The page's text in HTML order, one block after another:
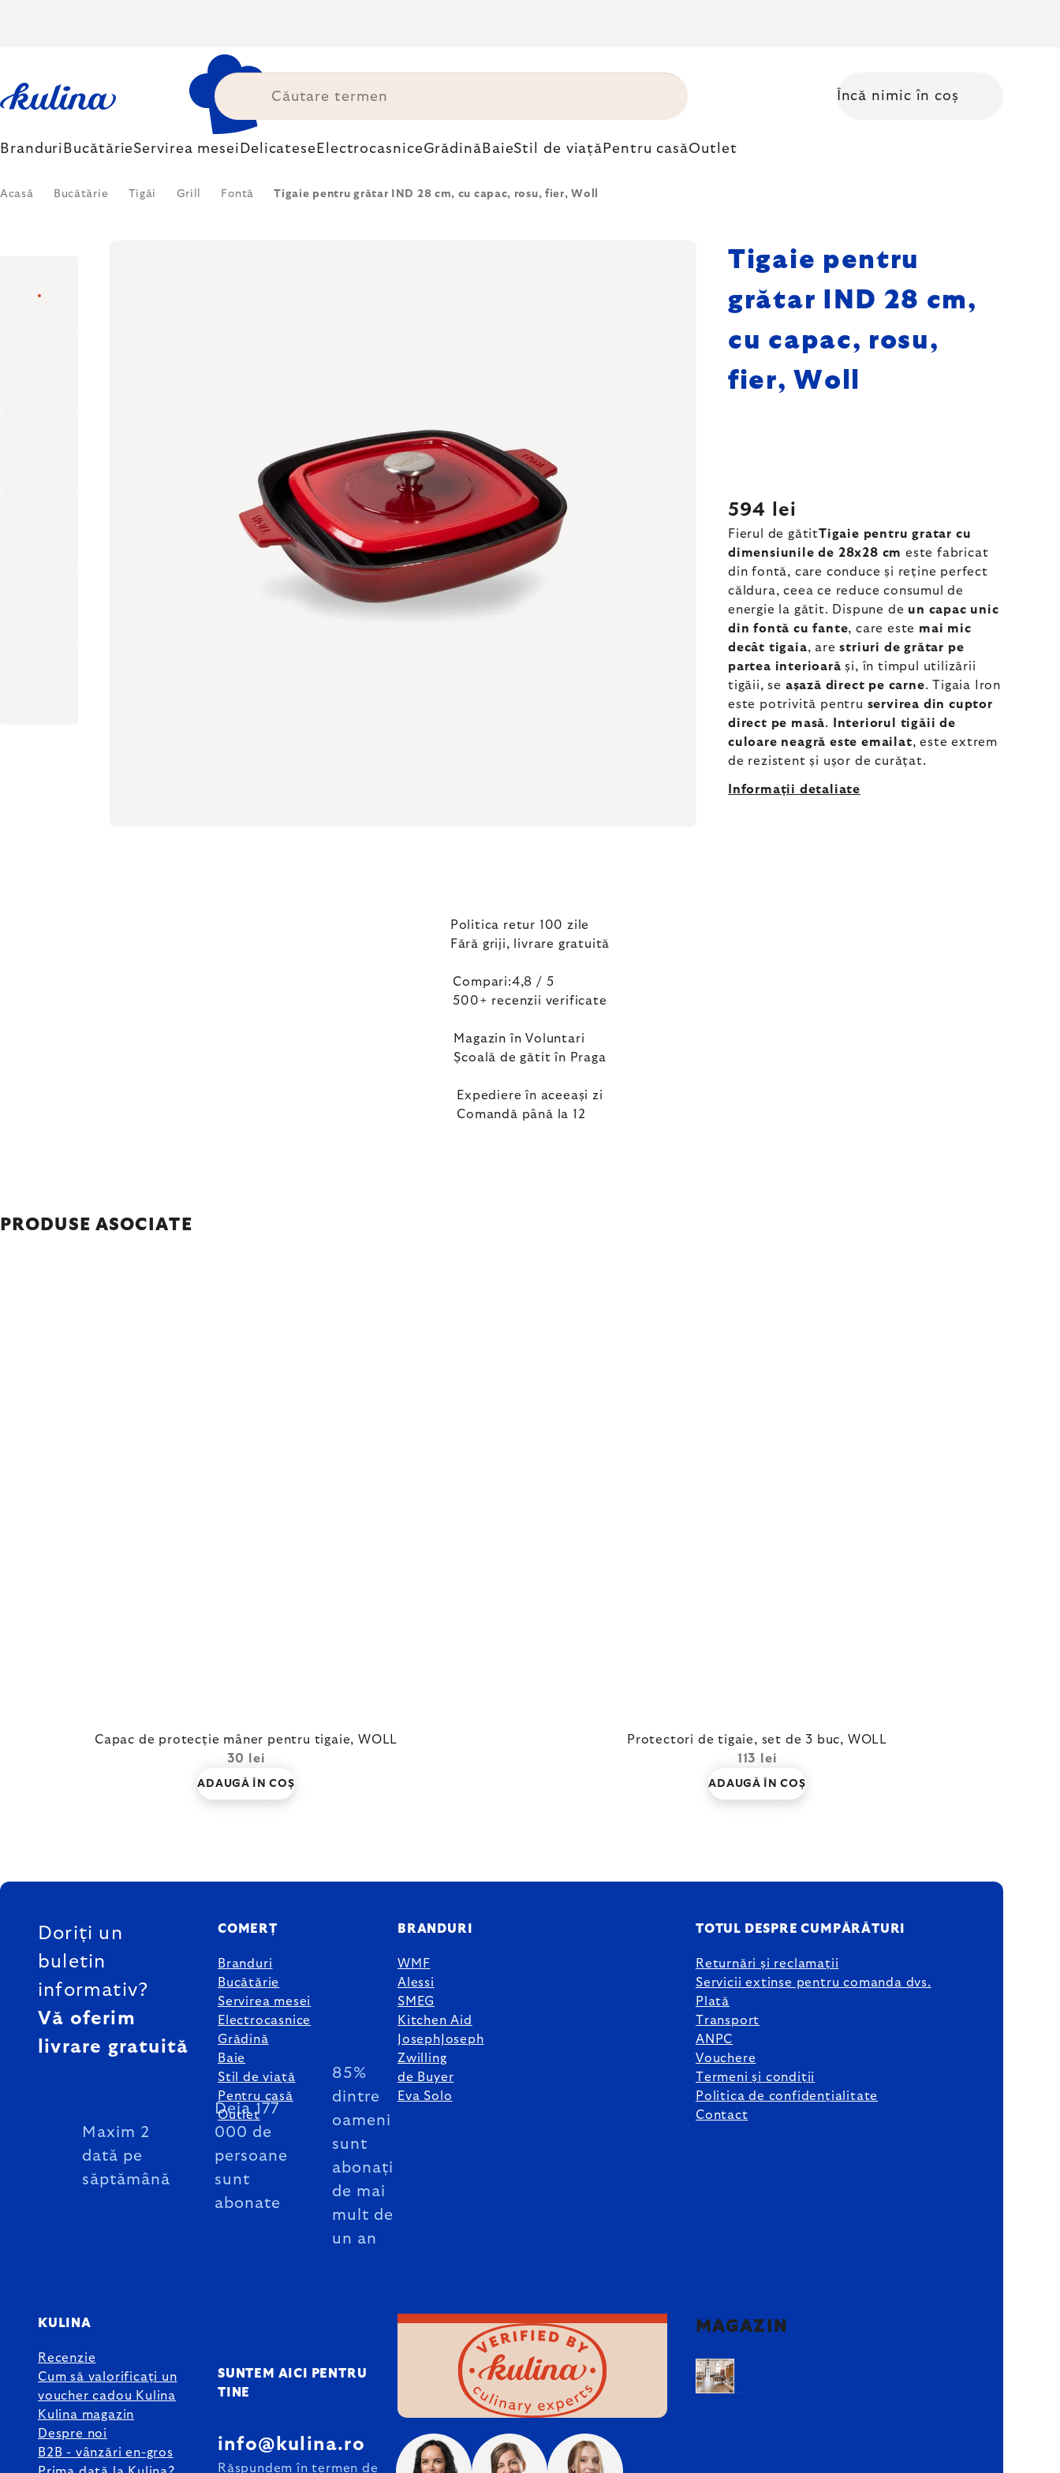
Coş de cumpărături
Încă nimic în coș
Branduri BucătărieServirea mesei Delicatese ElectrocasniceGrădină BaieStil de viață Pentru casăOutlet
Acasă Bucătărie Tigăi Grill Fontă Tigaie pentru grătar IND 28 cm, cu capac, rosu, fier, Woll
Tigaie pentru
grătar IND 28 cm,
cu capac, rosu,
fier, Woll
594 lei
Fierul de gătitTigaie pentru gratar cu
dimensiunile de 28x28 cmeste fabricat
din fontă, care conduce și reține perfect
căldura, ceea ce reduce consumul de
energie la gătit. Dispune de un capac unic
din fontă cu fante, care este mai mic
decât tigaia, arestriuri de grătar pe
partea interioară și, în timpul utilizării
tigăii, se așază direct pe carne. Tigaia Iron
este potrivită pentru servirea din cuptor
direct pe masă.
Interiorul tigăii de
culoare neagră este emailat, este extrem
de rezistent și ușor de curățat.
Informaţii detaliate
Politica retur 100 zile
Fără griji, livrare gratuită
Compari:4,8 / 5
500+ recenzii verificate
Magazin în Voluntari
Școală de gătit în Praga
Expediere în aceeași zi
Comandă până la 12
PRODUSE ASOCIATE
Capac de protecție mâner pentru tigaie, WOLL
30 lei
ADAUGĂ ÎN COŞ
Protectori de tigaie, set de 3 buc, WOLL
113 lei
ADAUGĂ ÎN COŞ
SUBSOL
Doriți un
buletin
informativ?
Vă oferim
livrare gratuită
Maxim 2
dată pe
săptămână
Deja 177
000 de
persoane
sunt
abonate
85%
dintre
oameni
sunt
abonați
de mai
mult de
un an
COMERȚ
Branduri
Bucătărie
Servirea mesei
Electrocasnice
Grădină
Baie
Stil de viață
Pentru casă
Outlet
BRANDURI
WMF
Alessi
SMEG
Kitchen Aid
JosephJoseph
Zwilling
de Buyer
Eva Solo
TOTUL DESPRE CUMPĂRĂTURI
Returnări și reclamații
Servicii extinse pentru comanda dvs.
Plată
Transport
ANPC
Vouchere
Termeni și condiții
Politica de confidențialitate
Contact
KULINA
Recenzie
Cum să valorificați un
voucher cadou Kulina
Kulina magazin
Despre noi
B2B - vânzări en-gros
SUNTEM AICI PENTRU
TINE
info@kulina.ro
Răspundem în termen de
MAGAZIN